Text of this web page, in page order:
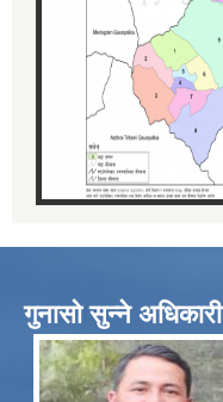
गुनासो सुन्ने अधिकारी